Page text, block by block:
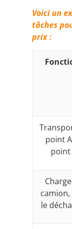
Voici un
tâches
prix :
point
point
camion,
le